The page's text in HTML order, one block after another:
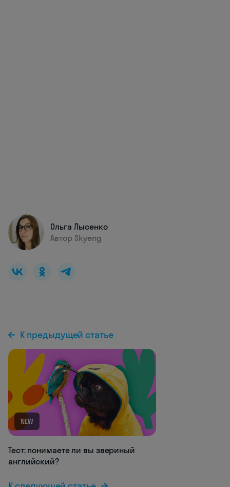
Ольга Лысенко
Автор Skyeng
К предыдущей статье
NEW
Тест: понимаете ли вы звериный
английский?